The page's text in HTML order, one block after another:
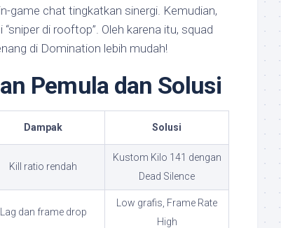
game chat tingkatkan sinergi. Kemudian,
di rooftop”. Oleh karena itu, squad
di Domination lebih mudah!
Pemula dan Solusi
Dampak Solusi
Kill ratio rendah
Kustom Kilo 141 dengan
Dead Silence
Lag dan frame drop
Low grafis, Frame Rate
High